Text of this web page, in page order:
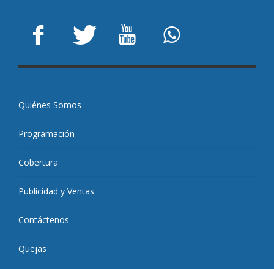
Quiénes Somos
Programación
Cobertura
Publicidad y Ventas
Contáctenos
Quejas